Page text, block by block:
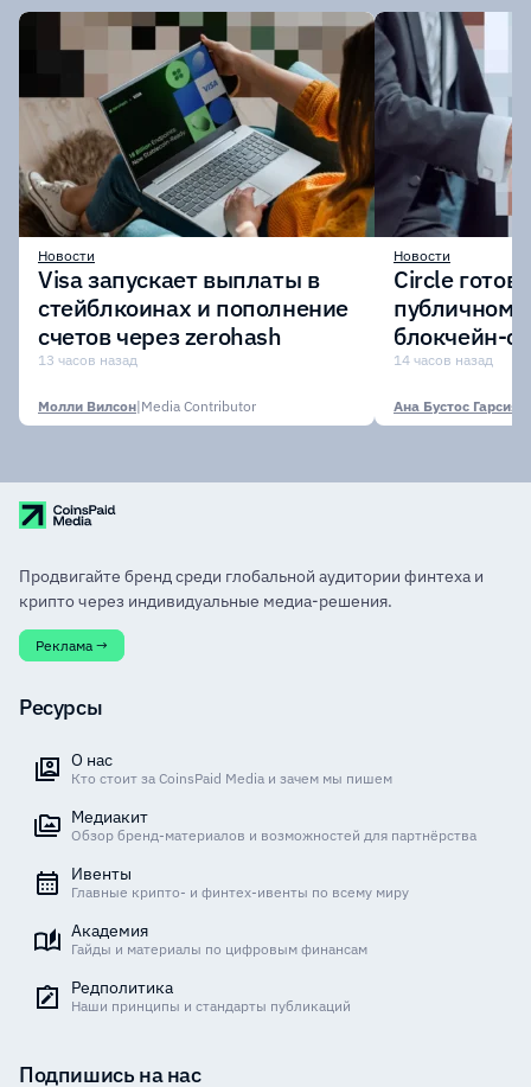
Новости
Visa запускает выплаты в
стейблкоинах и пополнение
счетов через zerohash
13 часов назад
Молли Вилсон|Media Contributor
Новости
Circle
публичному
блокчейн-
участии
14 часов назад
Ана Бустос Гарсия
Продвигайте бренд среди глобальной аудитории финтеха и
крипто через индивидуальные медиа-решения.
Реклама →
Ресурсы
О нас
Кто стоит за CoinsPaid Media и зачем мы пишем
Медиакит
Обзор бренд-материалов и возможностей для партнёрства
Ивенты
Главные крипто- и финтех-ивенты по всему миру
Академия
Гайды и материалы по цифровым финансам
Редполитика
Наши принципы и стандарты публикаций
Подпишись на нас